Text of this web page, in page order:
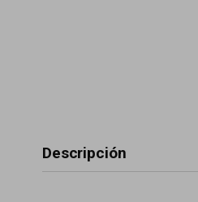
Descripción